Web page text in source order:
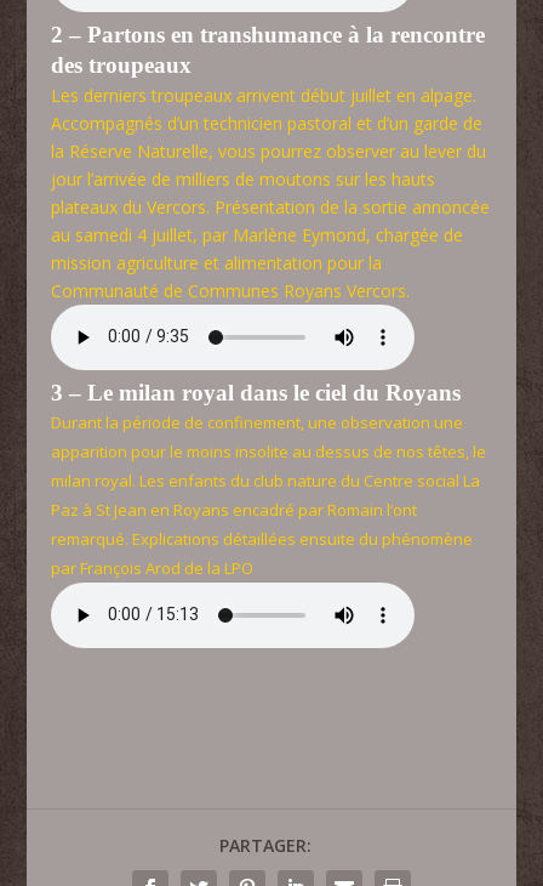
2 – Partons en transhumance à la rencontre
des troupeaux
Les derniers troupeaux arrivent début juillet en alpage.
Accompagnés d’un technicien pastoral et d’un garde de
la Réserve Naturelle, vous pourrez observer au lever du
jour l’arrivée de milliers de moutons sur les hauts
plateaux du Vercors. Présentation de la sortie annoncée
au samedi 4 juillet, par Marlène Eymond, chargée de
mission agriculture et alimentation pour la
Communauté de Communes Royans Vercors.
3 – Le milan royal dans le ciel du Royans
Durant la période de confinement, une observation une
apparition pour le moins insolite au dessus de nos têtes, le
milan royal. Les enfants du club nature du Centre social La
Paz à St Jean en Royans encadré par Romain l’ont
remarqué. Explications détaillées ensuite du phénomène
par François Arod de la LPO
PARTAGER: